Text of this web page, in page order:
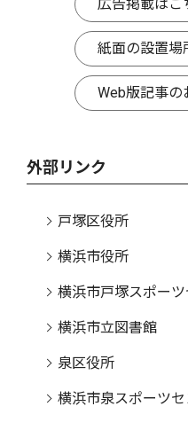
広告掲載はこ
紙面の設置場
Web版記事の
外部リンク
戸塚区役所
横浜市役所
横浜市戸塚スポーツ
横浜市立図書館
泉区役所
横浜市泉スポーツセ